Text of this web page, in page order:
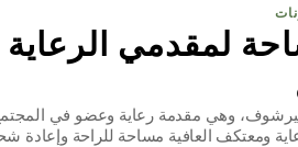
لمقدمي
وهي مقدمة رعاية وعضو في